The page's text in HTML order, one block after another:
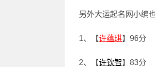
另外大运起名网小编
1、【许蕴琪】96分
2、【许钦智】83分